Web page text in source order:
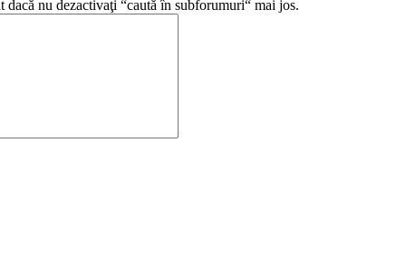
nu dezactivaţi “caută în subforumuri“ mai jos.